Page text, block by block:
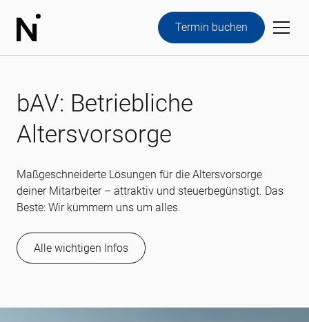
Termin buchen
bAV: Betriebliche
Altersvorsorge
Maßgeschneiderte Lösungen für die Altersvorsorge
deiner Mitarbeiter – attraktiv und steuerbegünstigt. Das
Beste: Wir kümmern uns um alles.
Alle wichtigen Infos